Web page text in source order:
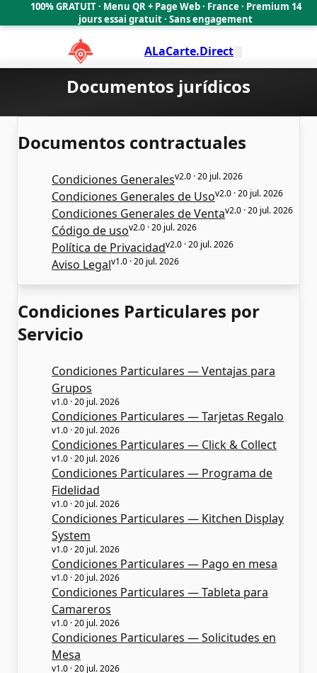
100% GRATUIT · Menu QR + Page Web · France · Premium 14
jours essai gratuit · Sans engagement
ALaCarte.Direct
Documentos jurídicos
Documentos contractuales
Condiciones Generalesv2.0 · 20 jul. 2026
Condiciones Generales de Usov2.0 · 20 jul. 2026
Condiciones Generales de Ventav2.0 · 20 jul. 2026
Código de usov2.0 · 20 jul. 2026
Política de Privacidadv2.0 · 20 jul. 2026
Aviso Legalv1.0 · 20 jul. 2026
Condiciones Particulares por
Servicio
Condiciones Particulares — Ventajas para
Grupos
v1.0 · 20 jul. 2026
Condiciones Particulares — Tarjetas Regalo
v1.0 · 20 jul. 2026
Condiciones Particulares — Click & Collect
v1.0 · 20 jul. 2026
Condiciones Particulares — Programa de
Fidelidad
v1.0 · 20 jul. 2026
Condiciones Particulares — Kitchen Display
System
v1.0 · 20 jul. 2026
Condiciones Particulares — Pago en mesa
v1.0 · 20 jul. 2026
Condiciones Particulares — Tableta para
Camareros
v1.0 · 20 jul. 2026
Condiciones Particulares — Solicitudes en
Mesa
v1.0 · 20 jul. 2026